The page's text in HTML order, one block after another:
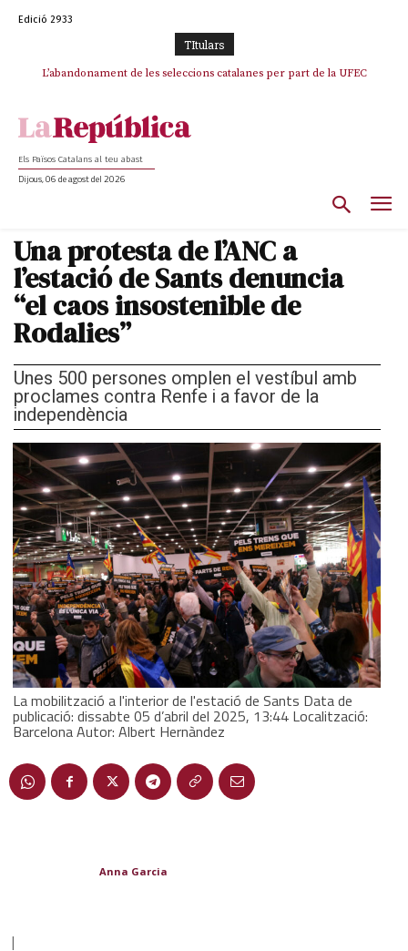
Edició 2933
TItulars
L’abandonament de les seleccions catalanes per part de la UFEC
TV3 perd el lideratge després de 23 mesos: Una deriva sense continguts i
Els Països Catalans al teu abast
Dijous, 06 de agost del 2026
Una protesta de l’ANC a
l’estació de Sants denuncia
“el caos insostenible de
Rodalies”
Unes 500 persones omplen el vestíbul amb
proclames contra Renfe i a favor de la
independència
La mobilització a l'interior de l'estació de Sants Data de
publicació: dissabte 05 d’abril del 2025, 13:44 Localització:
Barcelona Autor: Albert Hernàndez
Anna Garcia
|